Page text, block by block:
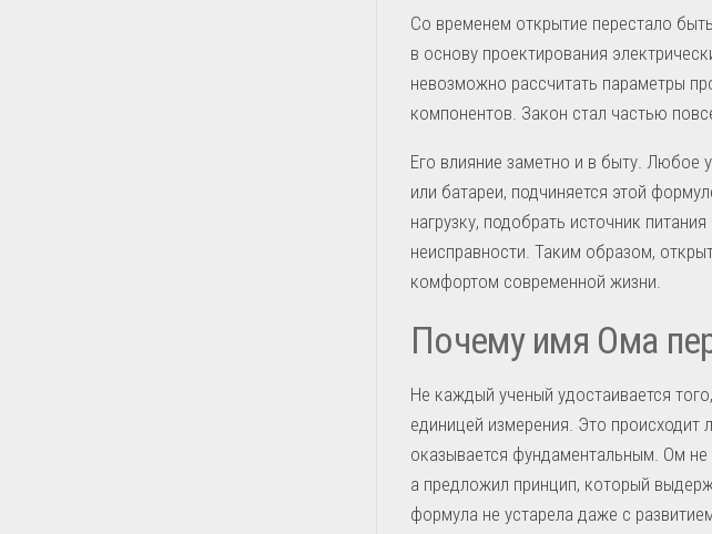
Со временем открытие перестало
в основу проектирования
невозможно рассчитать параметры
компонентов. Закон стал частью
Его влияние заметно и в быту. Любое
или батареи, подчиняется этой
нагрузку, подобрать источник
неисправности. Таким образом,
комфортом современной жизни.
Почему имя Ома
Не каждый ученый удостаивается
единицей измерения. Это происходит
оказывается фундаментальным. Ом
а предложил принцип, который
формула не устарела даже с